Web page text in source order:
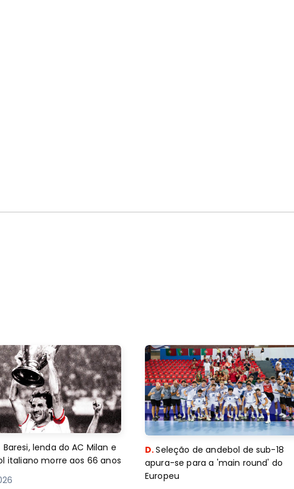
Baresi, lenda do AC Milan e
italiano morre aos 66 anos
D.Seleção de andebol de sub-18
apura-se para a 'main round' do
Europeu